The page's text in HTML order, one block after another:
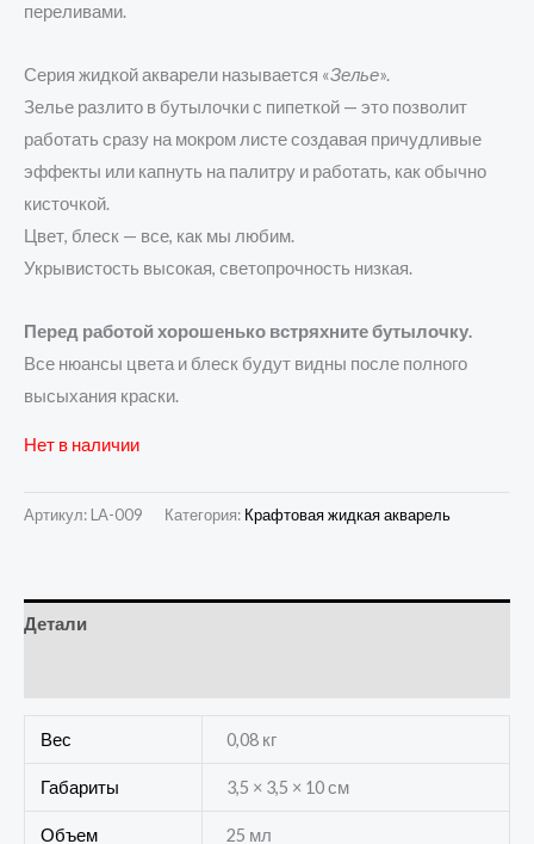
переливами.
Серия жидкой акварели называется «Зелье».
Зелье разлито в бутылочки с пипеткой — это позволит
работать сразу на мокром листе создавая причудливые
эффекты или капнуть на палитру и работать, как обычно
кисточкой.
Цвет, блеск — все, как мы любим.
Укрывистость высокая, светопрочность низкая.
Перед работой хорошенько встряхните бутылочку.
Все нюансы цвета и блеск будут видны после полного
высыхания краски.
Нет в наличии
Артикул: LA-009 Категория: Крафтовая жидкая акварель
Детали
Вес 0,08 кг
Габариты 3,5 × 3,5 × 10 см
Объем 25 мл